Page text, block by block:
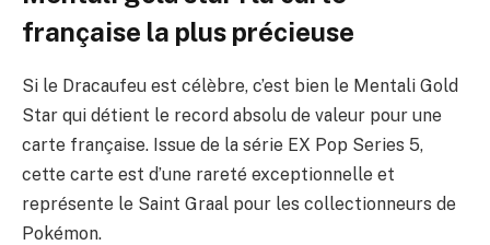
française la plus précieuse
Si le Dracaufeu est célèbre, c’est bien le Mentali Gold
Star qui détient le record absolu de valeur pour une
carte française. Issue de la série EX Pop Series 5,
cette carte est d’une rareté exceptionnelle et
représente le Saint Graal pour les collectionneurs de
Pokémon.